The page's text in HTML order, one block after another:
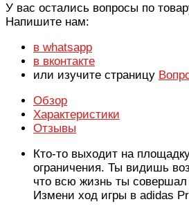
У вас остались вопросы по
Напишите нам:
в whatsapp
в вконтакте
или изучите страницу
Обзор
Характеристики
Отзывы
Кто-то выходит на
ограничения. Ты видишь
что всю жизнь ты
Измени ход игры в adidas